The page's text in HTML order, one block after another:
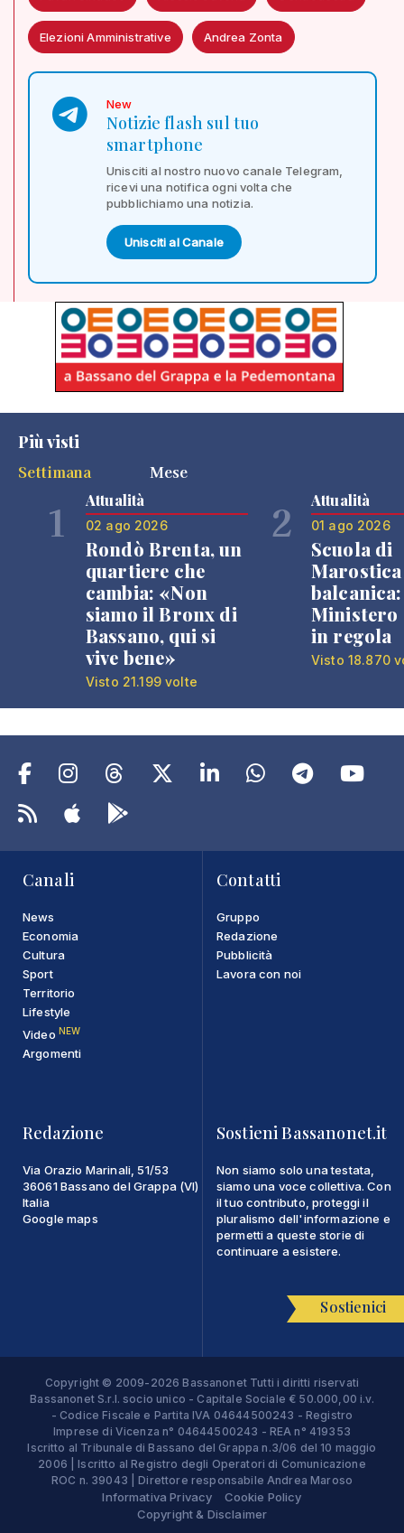
Elezioni Amministrative Andrea Zonta
New
Notizie flash sul tuo
smartphone
Unisciti al nostro nuovo canale Telegram,
ricevi una notifica ogni volta che
pubblichiamo una notizia.
Unisciti al Canale
Più visti
Settimana
Mese
1 Attualità
02 ago 2026
Rondò Brenta, un
quartiere che
cambia: «Non
siamo il Bronx di
Bassano, qui si
vive bene»
Visto 21.199 volte
2 Attualità
01 ago 2026
Scuola di
Ministero
in regola
Visto 18.870
Canali
News
Economia
Cultura
Sport
Territorio
Lifestyle
Video NEW
Argomenti
Contatti
Gruppo
Redazione
Pubblicità
Lavora con noi
Redazione
Via Orazio Marinali, 51/53
36061 Bassano del Grappa (VI)
Italia
Google maps
Sostieni Bassanonet.it
Non siamo solo una testata,
siamo una voce collettiva. Con
il tuo contributo, proteggi il
pluralismo dell'informazione e
permetti a queste storie di
continuare a esistere.
Sostienici
Copyright © 2009-2026 Bassanonet Tutti i diritti riservati
Bassanonet S.r.l. socio unico - Capitale Sociale € 50.000,00 i.v.
- Codice Fiscale e Partita IVA 04644500243 - Registro
Imprese di Vicenza n° 04644500243 - REA n° 419353
Iscritto al Tribunale di Bassano del Grappa n.3/06 del 10 maggio
2006 | Iscritto al Registro degli Operatori di Comunicazione
ROC n. 39043 | Direttore responsabile Andrea Maroso
Informativa Privacy
Cookie Policy
Copyright & Disclaimer